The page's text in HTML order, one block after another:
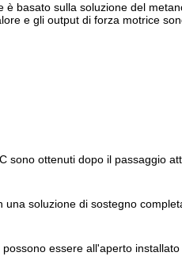
basato sulla soluzione del
e gli output di forza motrice
sono ottenuti dopo il passaggio
soluzione di sostegno
essere all'aperto